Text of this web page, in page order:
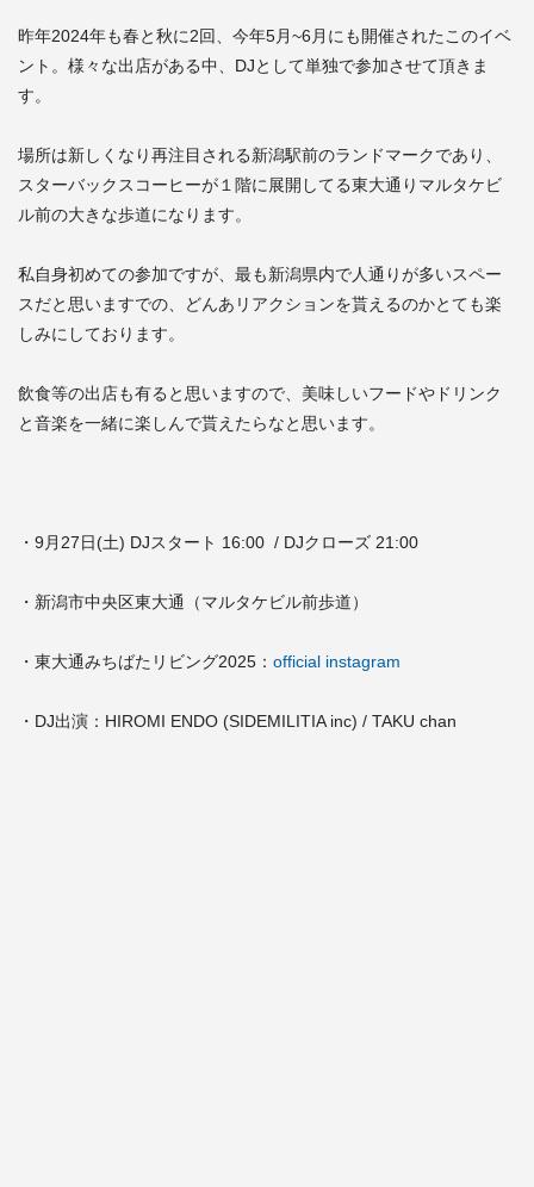
昨年2024年も春と秋に2回、今年5月~6月にも開催されたこのイベ
ント。様々な出店がある中、DJとして単独で参加させて頂きま
す。
場所は新しくなり再注目される新潟駅前のランドマークであり、
スターバックスコーヒーが１階に展開してる東大通りマルタケビ
ル前の大きな歩道になります。
私自身初めての参加ですが、最も新潟県内で人通りが多いスペー
スだと思いますでの、どんあリアクションを貰えるのかとても楽
しみにしております。
飲食等の出店も有ると思いますので、美味しいフードやドリンク
と音楽を一緒に楽しんで貰えたらなと思います。
・9月27日(土) DJスタート 16:00 / DJクローズ 21:00
・新潟市中央区東大通（マルタケビル前歩道）
・東大通みちばたリビング2025： official instagram
・DJ出演：HIROMI ENDO (SIDEMILITIA inc) / TAKU chan